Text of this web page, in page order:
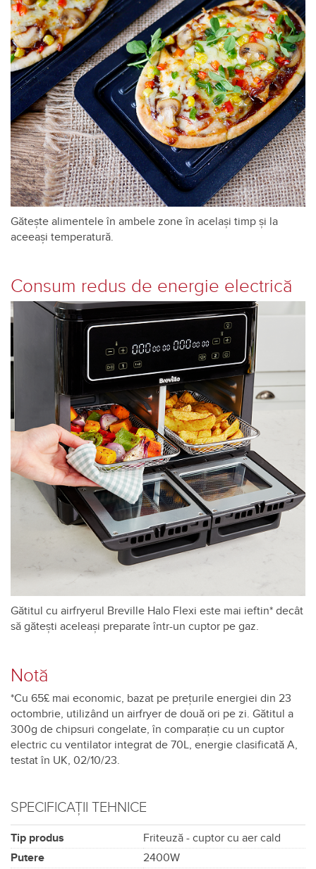
Gătește alimentele în ambele zone în același timp și la
aceeași temperatură.
Consum redus de energie electrică
Gătitul cu airfryerul Breville Halo Flexi este mai ieftin* decât
să gătești aceleași preparate într-un cuptor pe gaz.
Notă
*Cu 65£ mai economic, bazat pe prețurile energiei din 23
octombrie, utilizând un airfryer de două ori pe zi. Gătitul a
300g de chipsuri congelate, în comparație cu un cuptor
electric cu ventilator integrat de 70L, energie clasificată A,
testat în UK, 02/10/23.
SPECIFICAȚII TEHNICE
Tip produs
Friteuză - cuptor cu aer cald
Putere
2400W